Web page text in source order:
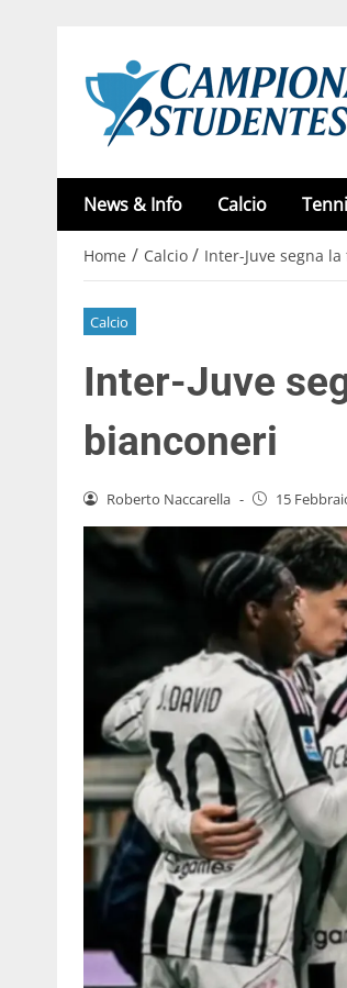
News & Info Calcio
Home / Calcio / Inter-Juve segna
Calcio
Inter-Juve
bianconeri
Roberto Naccarella - 15